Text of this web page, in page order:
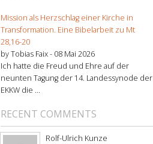
Mission als Herzschlag einer Kirche in
Transformation. Eine Bibelarbeit zu Mt
28,16-20
by Tobias Faix - 08 Mai 2026
Ich hatte die Freud und Ehre auf der
neunten Tagung der 14. Landessynode der
EKKW die ...
RECENT COMMENTS
Rolf-Ulrich Kunze